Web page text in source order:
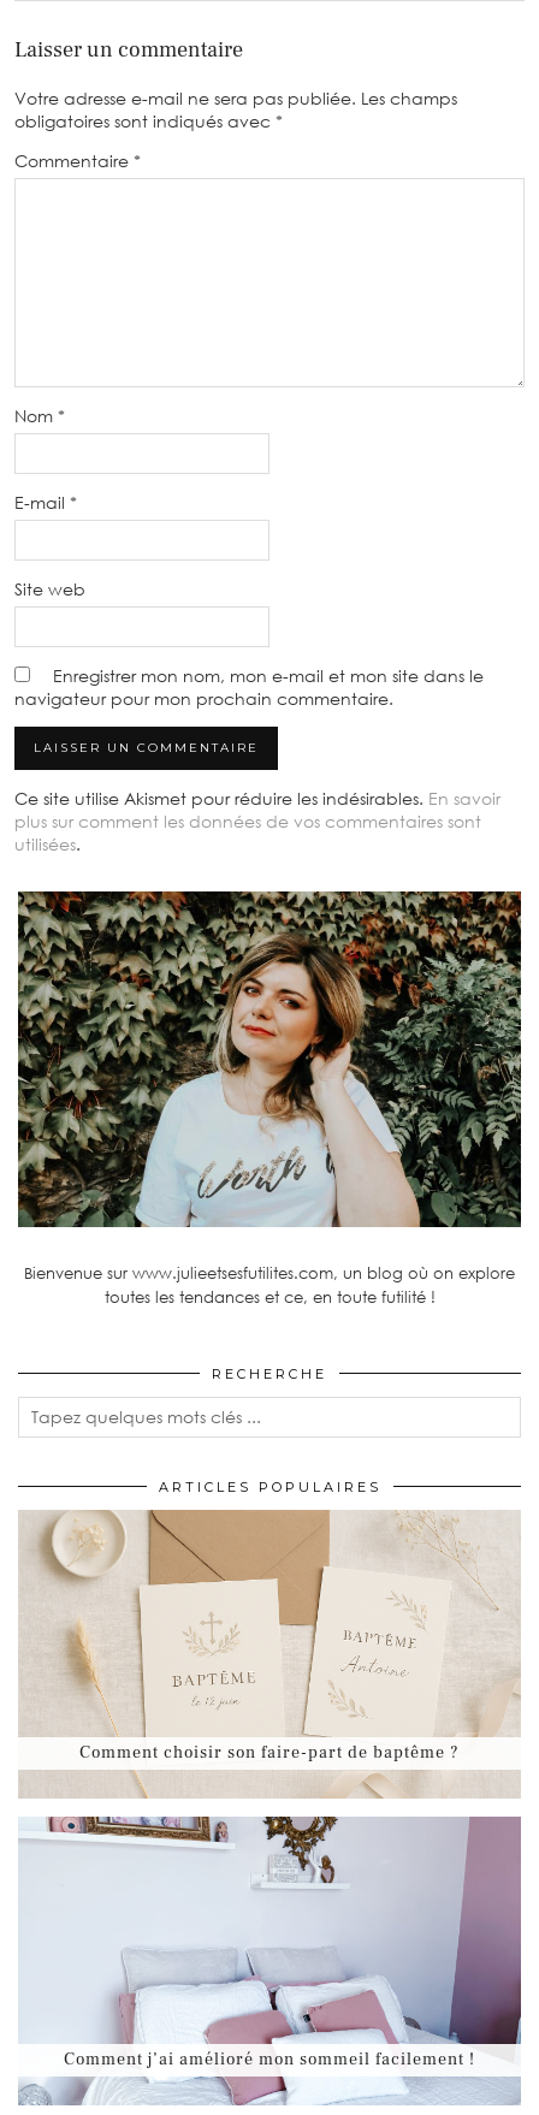
Laisser un commentaire
Votre adresse e-mail ne sera pas publiée. Les champs
obligatoires sont indiqués avec *
Commentaire *
Nom *
E-mail *
Site web
Enregistrer mon nom, mon e-mail et mon site dans le
navigateur pour mon prochain commentaire.
Ce site utilise Akismet pour réduire les indésirables. En savoir
plus sur comment les données de vos commentaires sont
utilisées.
Bienvenue sur www.julieetsesfutilites.com, un blog où on explore
toutes les tendances et ce, en toute futilité !
RECHERCHE
ARTICLES POPULAIRES
Comment choisir son faire-part de baptême ?
Comment j’ai amélioré mon sommeil facilement !